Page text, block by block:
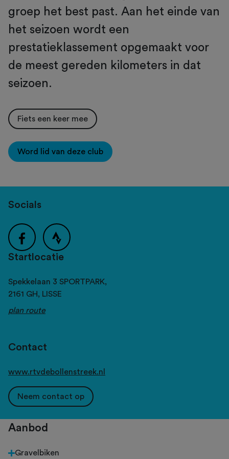
groep het best past. Aan het einde van
het seizoen wordt een
prestatieklassement opgemaakt voor
de meest gereden kilometers in dat
seizoen.
Fiets een keer mee
Word lid van deze club
Socials
Startlocatie
Spekkelaan 3 SPORTPARK,
2161 GH, LISSE
plan route
Contact
www.rtvdebollenstreek.nl
Neem contact op
Aanbod
Gravelbiken